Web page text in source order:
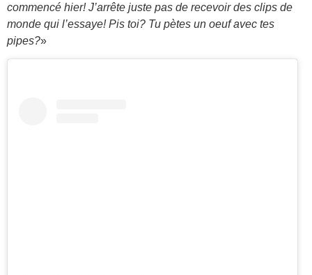
commencé hier! J’arrête juste pas de recevoir des clips de
monde qui l’essaye! Pis toi? Tu pètes un oeuf avec tes
pipes?»